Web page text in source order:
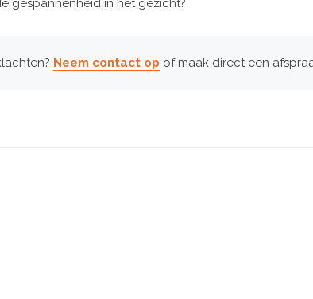
gespannenheid in het gezicht?
Neem contact op of maak direct een